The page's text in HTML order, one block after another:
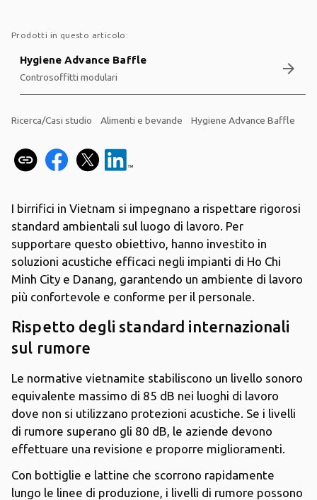
Prodotti in questo articolo:
Hygiene Advance Baffle
Controsoffitti modulari arrow_forward
Ricerca/Casi studio Alimenti e bevande Hygiene Advance Baffle
I birrifici in Vietnam si impegnano a rispettare rigorosi
standard ambientali sul luogo di lavoro. Per
supportare questo obiettivo, hanno investito in
soluzioni acustiche efficaci negli impianti di Ho Chi
Minh City e Danang, garantendo un ambiente di lavoro
più confortevole e conforme per il personale.
Rispetto degli standard internazionali
sul rumore
Le normative vietnamite stabiliscono un livello sonoro
equivalente massimo di 85 dB nei luoghi di lavoro
dove non si utilizzano protezioni acustiche. Se i livelli
di rumore superano gli 80 dB, le aziende devono
effettuare una revisione e proporre miglioramenti.
Con bottiglie e lattine che scorrono rapidamente
lungo le linee di produzione, i livelli di rumore possono